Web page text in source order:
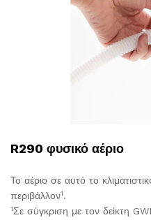
R290 φυσικό αέριο
Το αέριο σε αυτό το
περιβάλλον1.
1Σε σύγκριση με τον δείκτη